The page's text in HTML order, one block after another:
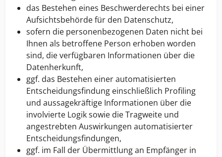
das Bestehen eines Beschwerderechts bei einer
Aufsichtsbehörde für den Datenschutz,
sofern die personenbezogenen Daten nicht bei
Ihnen als betroffene Person erhoben worden
sind, die verfügbaren Informationen über die
Datenherkunft,
ggf. das Bestehen einer automatisierten
Entscheidungsfindung einschließlich Profiling
und aussagekräftige Informationen über die
involvierte Logik sowie die Tragweite und
angestrebten Auswirkungen automatisierter
Entscheidungsfindungen,
ggf. im Fall der Übermittlung an Empfänger in